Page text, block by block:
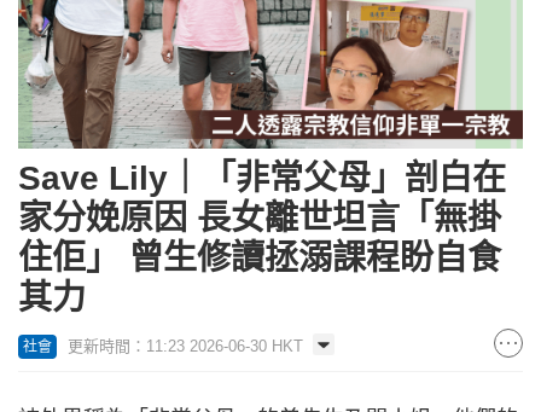
Save Lily｜「非常父母」剖白在
家分娩原因 長女離世坦言「無掛
住佢」 曾生修讀拯溺課程盼自食
其力
社會 更新時間：11:23 2026-06-30 HKT